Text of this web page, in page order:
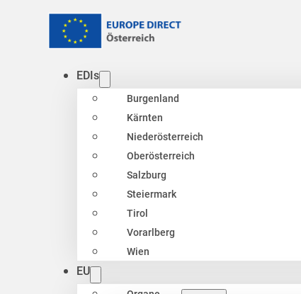
EDIs
Burgenland
Kärnten
Niederösterreich
Oberösterreich
Salzburg
Steiermark
Tirol
Vorarlberg
Wien
EU